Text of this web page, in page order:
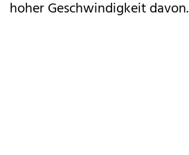
hoher Geschwindigkeit davon.